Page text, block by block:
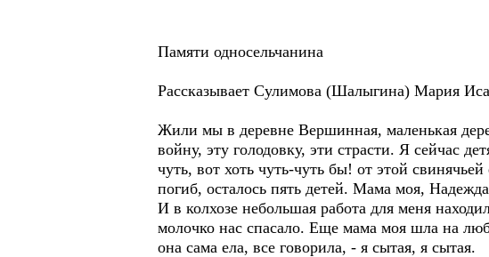
Памяти односельчанина
Рассказывает Сулимова (Шалыгина) Мария
Жили мы в деревне Вершинная, маленькая
войну, эту голодовку, эти страсти. Я сейчас
чуть, вот хоть чуть-чуть бы! от этой
погиб, осталось пять детей. Мама моя,
И в колхозе небольшая работа для меня
молочко нас спасало. Еще мама моя шла на
она сама ела, все говорила, - я сытая, я сытая.